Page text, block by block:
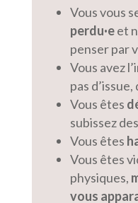
Vous vous
perdu·eet
penser par
Vous avez
pas
Vous êtes
subissez
Vous êtes
Vous êtes
physiques,
vous